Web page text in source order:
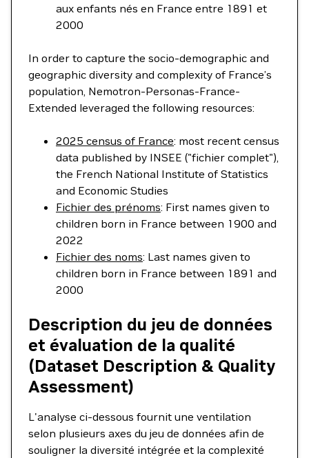
aux enfants nés en France entre 1891 et
2000
In order to capture the socio-demographic and
geographic diversity and complexity of France’s
population, Nemotron-Personas-France-
Extended leveraged the following resources:
2025 census of France: most recent census
data published by INSEE ("fichier complet"),
the French National Institute of Statistics
and Economic Studies
Fichier des prénoms: First names given to
children born in France between 1900 and
2022
Fichier des noms: Last names given to
children born in France between 1891 and
2000
Description du jeu de données
et évaluation de la qualité
(Dataset Description & Quality
Assessment)
L'analyse ci-dessous fournit une ventilation
selon plusieurs axes du jeu de données afin de
souligner la diversité intégrée et la complexité